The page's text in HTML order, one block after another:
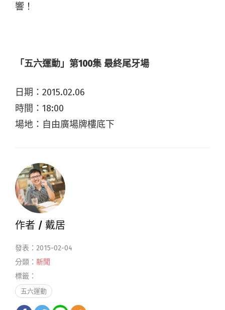
響！
「五六運動」第100集 最終尾牙場
日期：2015.02.06
時間：18:00
場地：自由廣場牌樓底下
作者 / 戴居
發表：2015-02-04
分類： 新聞
標籤：
五六運動